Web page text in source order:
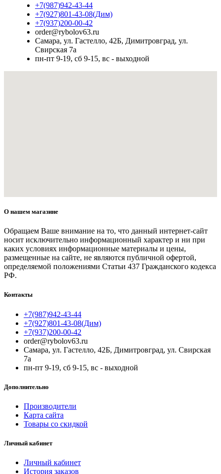
+7(987)942-43-44
+7(927)801-43-08(Дим)
+7(937)200-00-42
order@rybolov63.ru
Самара, ул. Гастелло, 42Б, Димитровград, ул.
Свирская 7а
пн-пт 9-19, сб 9-15, вс - выходной
О нашем магазине
Обращаем Ваше внимание на то, что данный интернет-сайт
носит исключительно информационный характер и ни при
каких условиях информационные материалы и цены,
размещенные на сайте, не являются публичной офертой,
определяемой положениями Статьи 437 Гражданского кодекса
РФ.
Контакты
+7(987)942-43-44
+7(927)801-43-08(Дим)
+7(937)200-00-42
order@rybolov63.ru
Самара, ул. Гастелло, 42Б, Димитровград, ул. Свирская
7а
пн-пт 9-19, сб 9-15, вс - выходной
Дополнительно
Производители
Карта сайта
Товары со скидкой
Личный кабинет
Личный кабинет
История заказов